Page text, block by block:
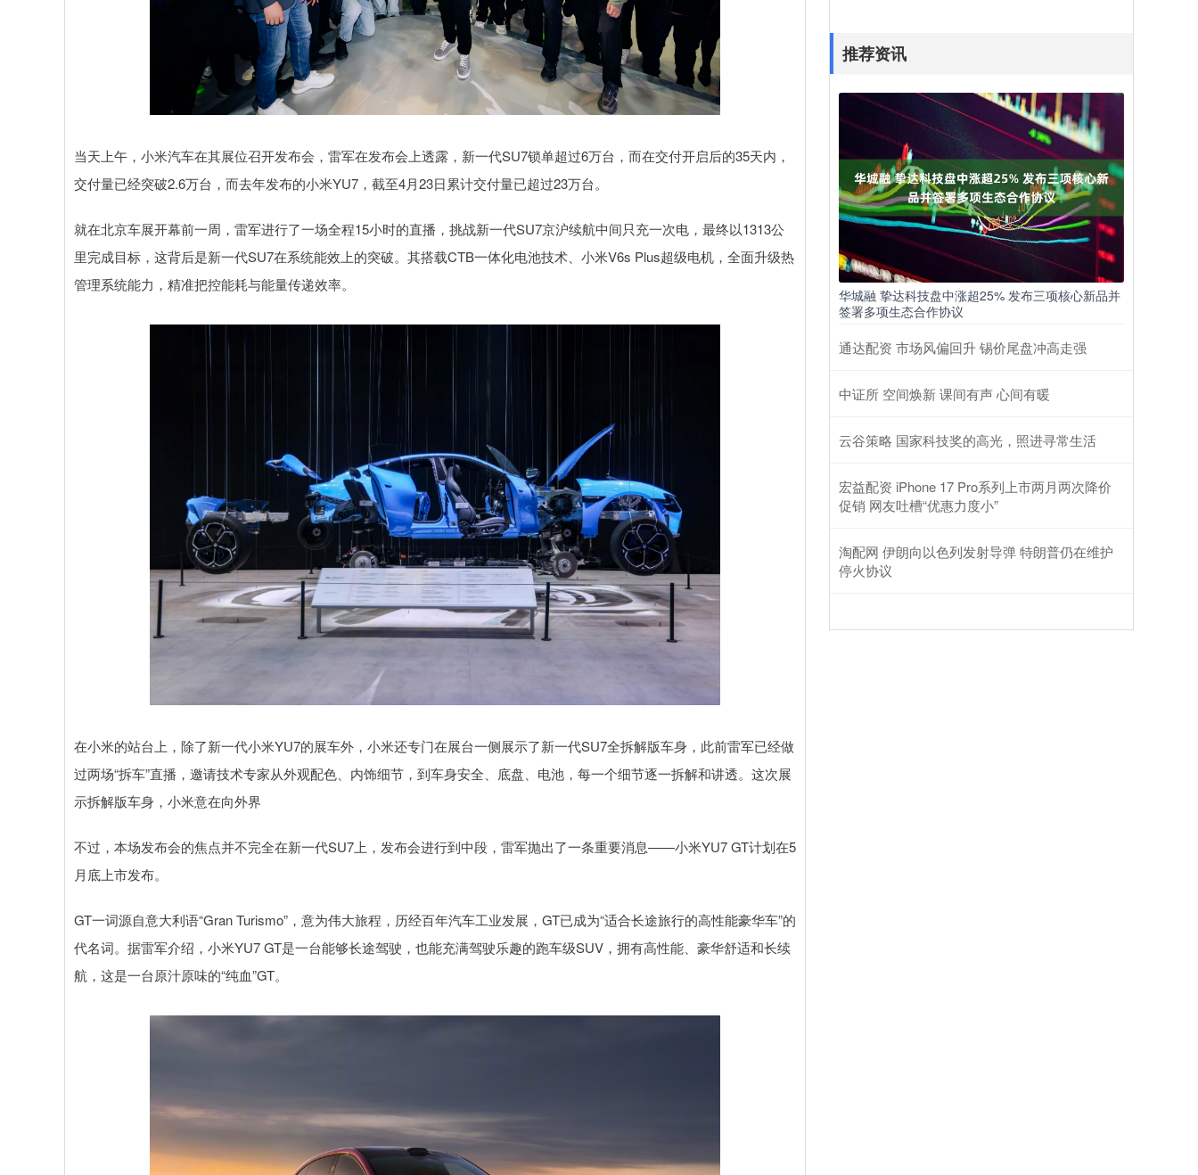
当天上午，小米汽车在其展位召开发布会，雷军在发布会上透露，新一代SU7锁单超过6万台，而在交付开启后的35天内，
交付量已经突破2.6万台，而去年发布的小米YU7，截至4月23日累计交付量已超过23万台。
就在北京车展开幕前一周，雷军进行了一场全程15小时的直播，挑战新一代SU7京沪续航中间只充一次电，最终以1313公
里完成目标，这背后是新一代SU7在系统能效上的突破。其搭载CTB一体化电池技术、小米V6s Plus超级电机，全面升级热
管理系统能力，精准把控能耗与能量传递效率。
在小米的站台上，除了新一代小米YU7的展车外，小米还专门在展台一侧展示了新一代SU7全拆解版车身，此前雷军已经做
过两场“拆车”直播，邀请技术专家从外观配色、内饰细节，到车身安全、底盘、电池，每一个细节逐一拆解和讲透。这次展
示拆解版车身，小米意在向外界
不过，本场发布会的焦点并不完全在新一代SU7上，发布会进行到中段，雷军抛出了一条重要消息——小米YU7 GT计划在5
月底上市发布。
GT一词源自意大利语“Gran Turismo”，意为伟大旅程，历经百年汽车工业发展，GT已成为“适合长途旅行的高性能豪华车”的
代名词。据雷军介绍，小米YU7 GT是一台能够长途驾驶，也能充满驾驶乐趣的跑车级SUV，拥有高性能、豪华舒适和长续
航，这是一台原汁原味的“纯血”GT。
推荐资讯
华城融 挚达科技盘中涨超25% 发布三项核心新品并
签署多项生态合作协议
通达配资 市场风偏回升 锡价尾盘冲高走强
中证所 空间焕新 课间有声 心间有暖
云谷策略 国家科技奖的高光，照进寻常生活
宏益配资 iPhone 17 Pro系列上市两月两次降价
促销 网友吐槽“优惠力度小”
淘配网 伊朗向以色列发射导弹 特朗普仍在维护
停火协议